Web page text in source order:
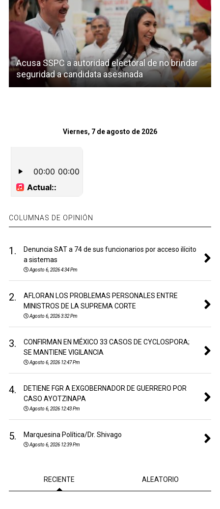
Acusa SSPC a autoridad electoral de no brindar
seguridad a candidata asesinada
Viernes, 7 de agosto de 2026
COLUMNAS DE OPINIÓN
1.
Denuncia SAT a 74 de sus funcionarios por acceso ilícito
a sistemas
Agosto 6, 2026 4:34 Pm
2.
AFLORAN LOS PROBLEMAS PERSONALES ENTRE
MINISTROS DE LA SUPREMA CORTE
Agosto 6, 2026 3:32 Pm
3.
CONFIRMAN EN MÉXICO 33 CASOS DE CYCLOSPORA;
SE MANTIENE VIGILANCIA
Agosto 6, 2026 12:47 Pm
4.
DETIENE FGR A EXGOBERNADOR DE GUERRERO POR
CASO AYOTZINAPA
Agosto 6, 2026 12:43 Pm
5. Marquesina Política/Dr. Shivago
Agosto 6, 2026 12:39 Pm
RECIENTE ALEATORIO